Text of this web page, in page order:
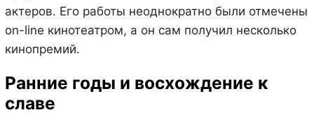
актеров. Его работы неоднократно были отмечены
on-line кинотеатром, а он сам получил несколько
кинопремий.
Ранние годы и восхождение к
славе